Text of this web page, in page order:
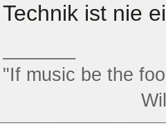
Technik ist nie
"If music be the
William